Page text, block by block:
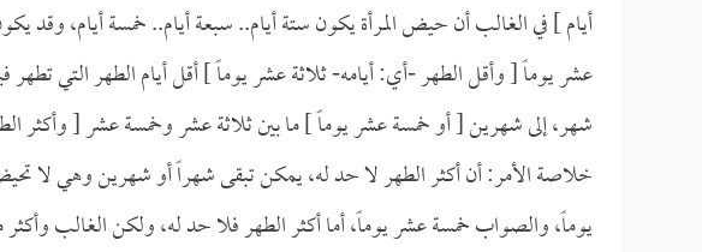
أيام ] في الغالب أن حيض المرأة يكون ستة أيام.. سبعة أيام.. خمسة أيام، وقد
عشر يوماً [ وأقل الطهر -أي: أيامه- ثلاثة عشر يوماً ] أقل أيام الطهر التي تطهر
شهر، إلى شهرين [ أو خمسة عشر يوماً ] ما بين ثلاثة عشر وخمسة عشر [ وأكثر
خلاصة الأمر: أن أكثر الطهر لا حد له، يمكن تبقى شهراً أو شهرين وهي لا
يوماً، والصواب خمسة عشر يوماً، أما أكثر الطهر فلا حد له، ولكن الغالب